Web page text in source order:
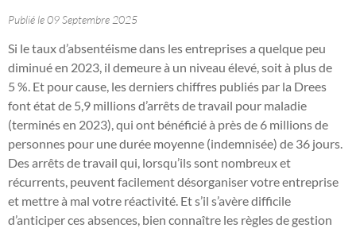
Publié le 09 Septembre 2025
Si le taux d’absentéisme dans les entreprises a quelque peu
diminué en 2023, il demeure à un niveau élevé, soit à plus de
5 %. Et pour cause, les derniers chiffres publiés par la Drees
font état de 5,9 millions d’arrêts de travail pour maladie
(terminés en 2023), qui ont bénéficié à près de 6 millions de
personnes pour une durée moyenne (indemnisée) de 36 jours.
Des arrêts de travail qui, lorsqu’ils sont nombreux et
récurrents, peuvent facilement désorganiser votre entreprise
et mettre à mal votre réactivité. Et s’il s’avère difficile
d’anticiper ces absences, bien connaître les règles de gestion